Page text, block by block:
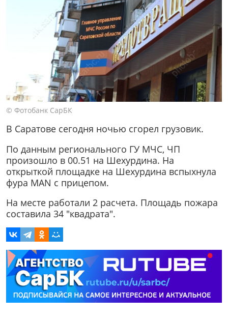
© Фотобанк СарБК
В Саратове сегодня ночью сгорел грузовик.
По данным регионального ГУ МЧС, ЧП
произошло в 00.51 на Шехурдина. На
открыткой площадке на Шехурдина вспыхнула
фура MAN с прицепом.
На месте работали 2 расчета. Площадь пожара
составила 34 "квадрата".